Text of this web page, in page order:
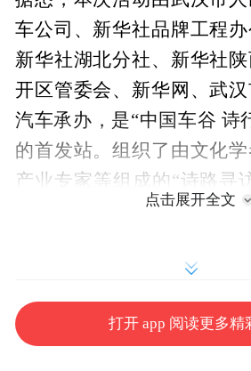
车公司、新华社品牌工程办
新华社湖北分社、新华社
开区管委会、新华网、武
汽车承办，是“中国车谷 诗
的首发站。组织了由文化学
产业专家等组成的“诗路寻
图汽车，7月2日从黄鹤楼
以车为桥，沿丝绸之路经
西、甘肃、新疆，最终抵
让车谷产业发展故事沿着
播。
点击展开全文
打开 app 阅读更多精